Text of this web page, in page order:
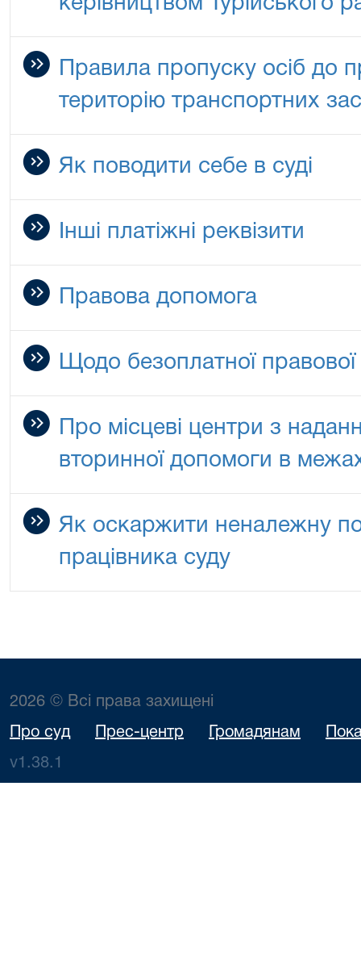
Правила пропуску осіб до
територію транспортних
Як поводити себе в суді
Інші платіжні реквізити
Правова допомога
Щодо безоплатної
Про місцеві центри з
вторинної допомоги в
Як оскаржити неналежну
працівника суду
2026 © Всі права захищені
Про суд Прес-центр Громадянам
v1.38.1